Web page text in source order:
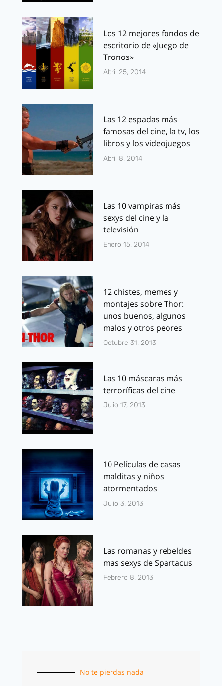
Los 12 mejores fondos de
escritorio de «Juego de
Tronos»
Abril 25, 2014
Las 12 espadas más
famosas del cine, la tv, los
libros y los videojuegos
Abril 8, 2014
Las 10 vampiras más
sexys del cine y la
televisión
Enero 15, 2014
12 chistes, memes y
montajes sobre Thor:
unos buenos, algunos
malos y otros peores
Octubre 31, 2013
Las 10 máscaras más
terroríficas del cine
Julio 17, 2013
10 Películas de casas
malditas y niños
atormentados
Julio 3, 2013
Las romanas y rebeldes
mas sexys de Spartacus
Febrero 8, 2013
No te pierdas nada